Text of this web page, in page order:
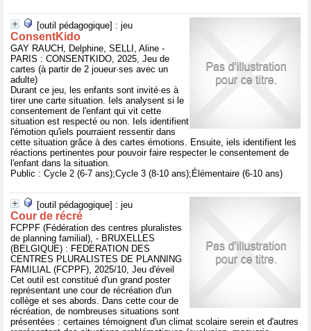
[outil pédagogique] : jeu
ConsentKido
GAY RAUCH, Delphine, SELLI, Aline -
PARIS : CONSENTKIDO, 2025, Jeu de
cartes (à partir de 2 joueur·ses avec un
adulte)
Durant ce jeu, les enfants sont invité·es à
tirer une carte situation. Iels analysent si le
consentement de l'enfant qui vit cette
situation est respecté ou non. Iels identifient
l'émotion qu'iels pourraient ressentir dans
cette situation grâce à des cartes émotions. Ensuite, iels identifient les
réactions pertinentes pour pouvoir faire respecter le consentement de
l'enfant dans la situation.
Public : Cycle 2 (6-7 ans);Cycle 3 (8-10 ans);Élémentaire (6-10 ans)
[outil pédagogique] : jeu
Cour de récré
FCPPF (Fédération des centres pluralistes
de planning familial), - BRUXELLES
(BELGIQUE) : FEDERATION DES
CENTRES PLURALISTES DE PLANNING
FAMILIAL (FCPPF), 2025/10, Jeu d'éveil
Cet outil est constitué d'un grand poster
représentant une cour de récréation d'un
collège et ses abords. Dans cette cour de
récréation, de nombreuses situations sont
présentées : certaines témoignent d'un climat scolaire serein et d'autres